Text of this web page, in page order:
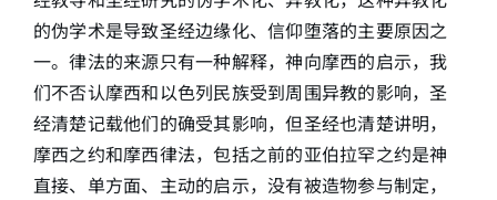
的伪学术是导致圣经边缘化、信仰堕落的主要原因之
一。律法的来源只有一种解释，神向摩西的启示，我
们不否认摩西和以色列民族受到周围异教的影响，圣
经清楚记载他们的确受其影响，但圣经也清楚讲明，
摩西之约和摩西律法，包括之前的亚伯拉罕之约是神
直接、单方面、主动的启示，没有被造物参与制定，